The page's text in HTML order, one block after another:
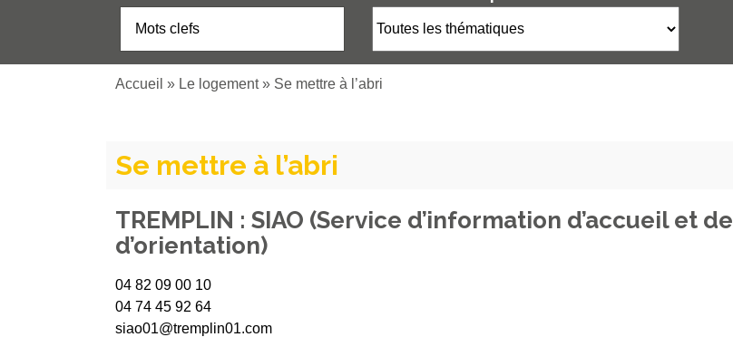
Accueil » Le logement» Se mettre à l’abri
Se mettre à l’abri
TREMPLIN : SIAO (Service d’information d’accueil et de
d’orientation)
04 82 09 00 10
04 74 45 92 64
siao01@tremplin01.com